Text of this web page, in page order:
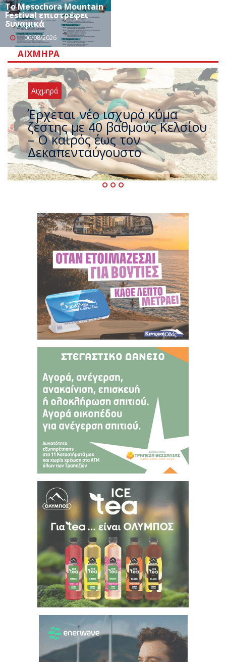
Το Mesochora Mountain
Festival επιστρέφει
δυναμικά
06/08/2026
ΑΙΧΜΗΡΆ
Αιχμηρά
Άφαντος ο Τσίπρας… την ώρα
που η χώρα καίγεται